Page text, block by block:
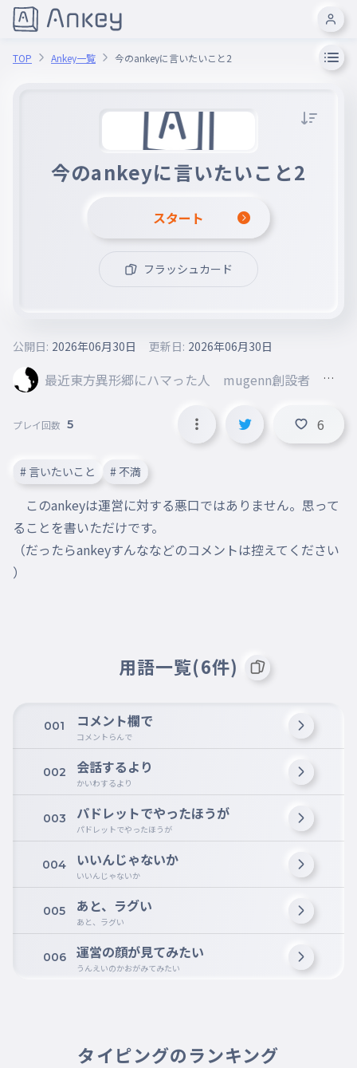
TOP Ankey一覧 今のankeyに言いたいこと2
今のankeyに言いたいこと2
スタート
フラッシュカード
最近東方異形郷にハマった人 mugenn創設者 旧
公開日: 2026年06月30日 更新日: 2026年06月30日
プレイ回数 5 6
# 言いたいこと # 不満
このankeyは運営に対する悪口ではありません。思って
ることを書いただけです。
（だったらankeyすんななどのコメントは控えてください
）
用語一覧(6件)
001 コメント欄で
コメントらんで
002 会話するより
かいわするより
003 パドレットでやったほうが
パドレットでやったほうが
004 いいんじゃないか
いいんじゃないか
005 あと、ラグい
あと、ラグい
006 運営の顔が見てみたい
うんえいのかおがみてみたい
タイピングのランキング